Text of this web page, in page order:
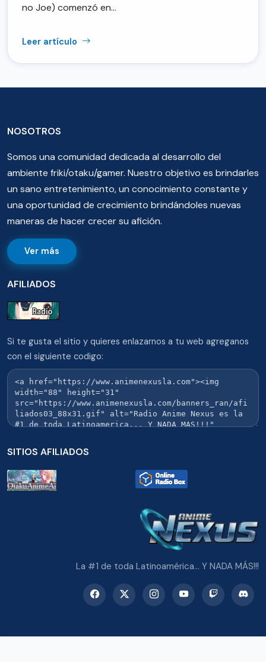
no Joe) comenzó en…
Leer artículo
NOSOTROS
Somos una comunidad dedicada al desarrollo del
ambiente friki/otaku/gamer. Nuestro objetivo es brindarles
un sano entretenimiento, un conocimiento constante y
una oportunidad de crecimiento brindándoles nuevas
maneras de hacer crecer su afición.
Ver más
AFILIADOS
Si te gusta el sitio y quieres enlazarnos a tu web agreganos
con el siguiente codigo:
SITIOS AFILIADOS
La #1 de toda Latinoamérica... Y NADA MÁS!!!